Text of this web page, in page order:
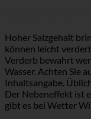
Hoher Salzgehalt
können leicht
Verderb bewahrt
Wasser. Achten Sie
Inhaltsangabe.
Der Nebeneffekt ist
gibt es bei Wetter